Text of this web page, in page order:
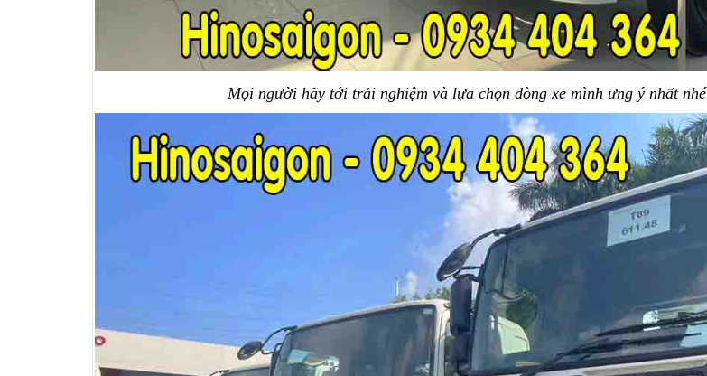
Mọi người hãy tới trải nghiệm và lựa chọn dòng xe mình ưng ý nhất nhé